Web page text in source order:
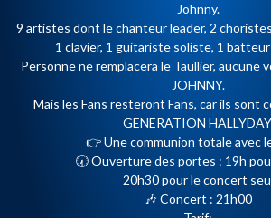
Johnny.
9 artistes dont le chanteur leader, 2
1 clavier, 1 guitariste soliste, 1
Personne ne remplacera le Taullier, aucune
JOHNNY.
Mais les Fans resteront Fans, car ils sont
GENERATION
👉 Une communion totale avec
🕢 Ouverture des portes : 19h
20h30 pour le concert
🎶 Concert : 21h00